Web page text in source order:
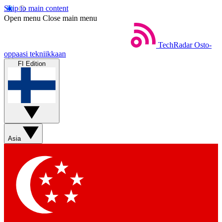
Skip to main content
Open menu Close main menu
TechRadar Osto-
oppaasi tekniikkaan
FI Edition
Asia